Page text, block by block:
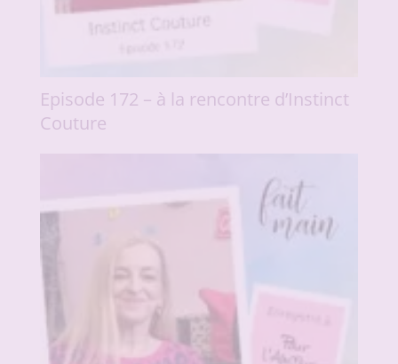
Episode 172 – à la rencontre d’Instinct
Couture